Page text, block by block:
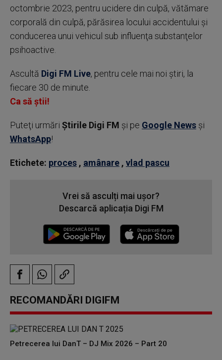
octombrie 2023, pentru ucidere din culpă, vătămare
corporală din culpă, părăsirea locului accidentului şi
conducerea unui vehicul sub influenţa substanţelor
psihoactive.
Ascultă Digi FM Live, pentru cele mai noi știri, la
fiecare 30 de minute.
Ca să știi!
Puteţi urmări Știrile Digi FM şi pe Google News şi
WhatsApp!
Etichete: proces , amânare , vlad pascu
Vrei să asculți mai ușor?
Descarcă aplicația Digi FM
RECOMANDĂRI DIGIFM
Petrecerea lui DanT – DJ Mix 2026 – Part 20